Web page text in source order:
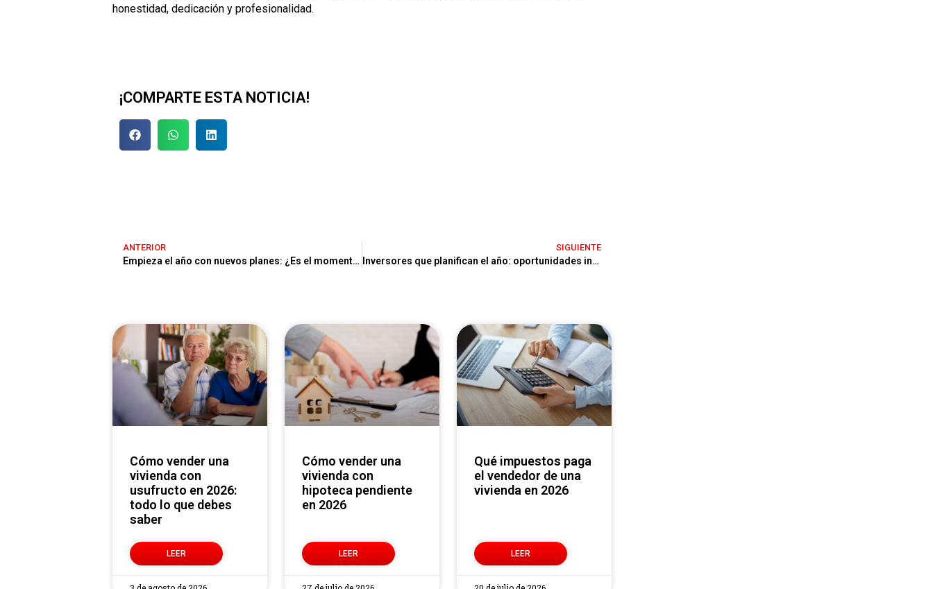
honestidad, dedicación y profesionalidad.
¡COMPARTE ESTA NOTICIA!
ANTERIOR
Empieza el año con nuevos planes: ¿Es el momento de vender tu vivienda en Castelldefels?
SIGUIENTE
Inversores que planifican el año: oportunidades inmobiliarias en Castelldefels
Cómo vender una
vivienda con
usufructo en 2026:
todo lo que debes
saber
LEER
Cómo vender una
vivienda con
hipoteca pendiente
en 2026
LEER
Qué impuestos paga
el vendedor de una
vivienda en 2026
LEER